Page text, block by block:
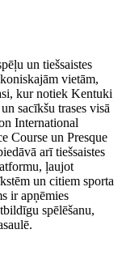
un tiešsaistes
vietām,
kur notiek Kentuki
sacīkšu trases visā
International
Course un Presque
arī tiešsaistes
ļaujot
un citiem sporta
ir apņēmies
spēlēšanu,